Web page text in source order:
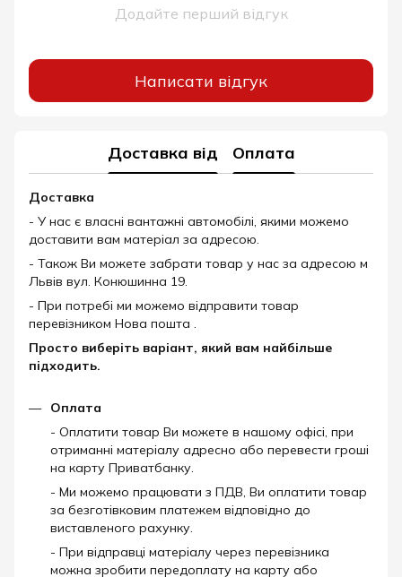
Додайте перший відгук
Написати відгук
Доставка від Оплата
Доставка
- У нас є власні вантажні автомобілі, якими можемо
доставити вам матеріал за адресою.
- Також Ви можете забрати товар у нас за адресою м
Львів вул. Конюшинна 19.
- При потребі ми можемо відправити товар
перевізником Нова пошта .
Просто виберіть варіант, який вам найбільше
підходить.
Оплата
- Оплатити товар Ви можете в нашому офісі, при
отриманні матеріалу адресно або перевести гроші
на карту Приватбанку.
- Ми можемо працювати з ПДВ, Ви оплатити товар
за безготівковим платежем відповідно до
виставленого рахунку.
- При відправці матеріалу через перевізника
можна зробити передоплату на карту або